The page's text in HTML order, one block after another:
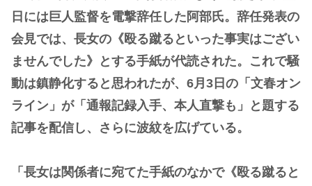
日には巨人監督を電撃辞任した阿部氏。辞任発表の
会見では、長女の《殴る蹴るといった事実はござい
ませんでした》とする手紙が代読された。これで騒
動は鎮静化すると思われたが、6月3日の「文春オン
ライン」が「通報記録入手、本人直撃も」と題する
記事を配信し、さらに波紋を広げている。
「長女は関係者に宛てた手紙のなかで《殴る蹴ると